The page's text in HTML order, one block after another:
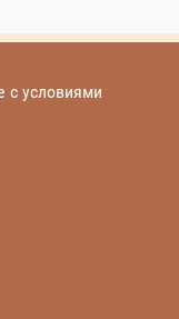
с условиями